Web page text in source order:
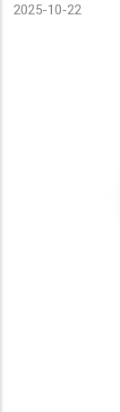
2025-10-22